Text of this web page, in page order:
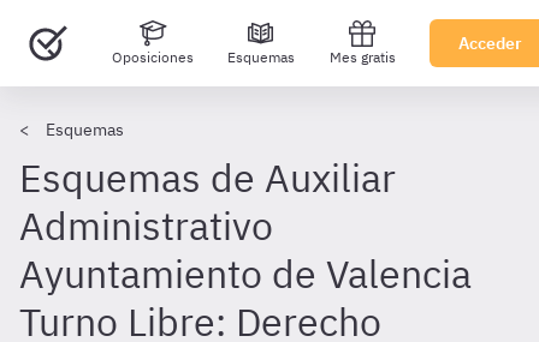
Oposiciones Esquemas Mes gratis
Acceder
Esquemas
Esquemas de Auxiliar
Administrativo
Ayuntamiento de Valencia
Turno Libre: Derecho